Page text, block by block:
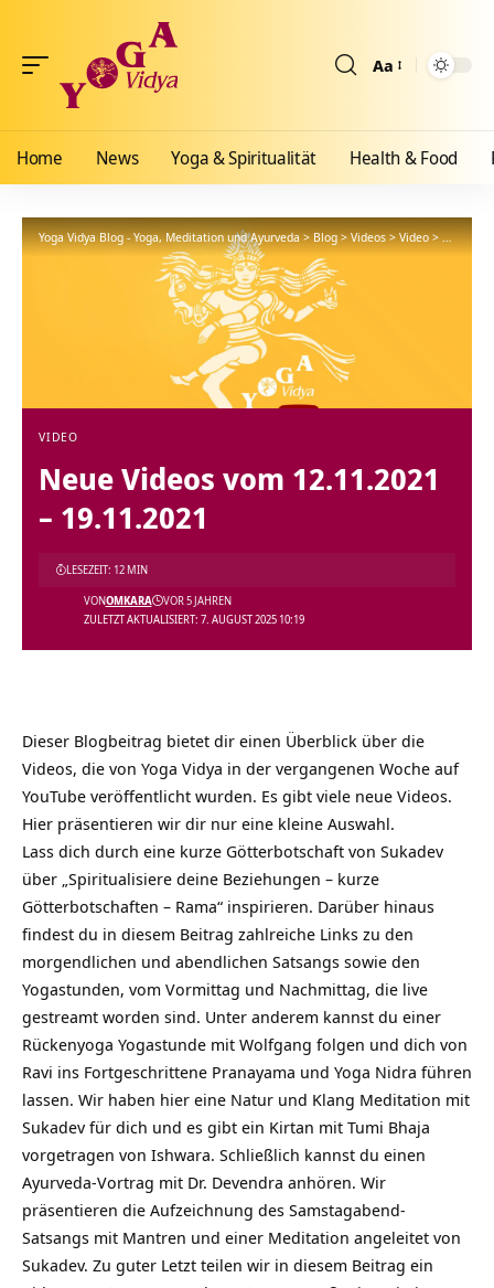
Aa
Home News Yoga & Spiritualität Health & Food
Yoga Vidya Blog - Yoga, Meditation und Ayurveda>Blog>Videos>Video>Neue
VIDEO
Neue Videos vom 12.11.2021
– 19.11.2021
ZULETZT AKTUALISIERT: 7. AUGUST 2025 10:19
VONOMKARA VOR 5 JAHREN
LESEZEIT: 12 MIN
Dieser Blogbeitrag bietet dir einen Überblick über die
Videos, die von Yoga Vidya in der vergangenen Woche auf
YouTube veröffentlicht wurden. Es gibt viele neue Videos.
Hier präsentieren wir dir nur eine kleine Auswahl.
Lass dich durch eine kurze Götterbotschaft von Sukadev
über „Spiritualisiere deine Beziehungen – kurze
Götterbotschaften – Rama“ inspirieren. Darüber hinaus
findest du in diesem Beitrag zahlreiche Links zu den
morgendlichen und abendlichen Satsangs sowie den
Yogastunden, vom Vormittag und Nachmittag, die live
gestreamt worden sind. Unter anderem kannst du einer
Rückenyoga Yogastunde mit Wolfgang folgen und dich von
Ravi ins Fortgeschrittene Pranayama und Yoga Nidra führen
lassen. Wir haben hier eine Natur und Klang Meditation mit
Sukadev für dich und es gibt ein Kirtan mit Tumi Bhaja
vorgetragen von Ishwara. Schließlich kannst du einen
Ayurveda-Vortrag mit Dr. Devendra anhören. Wir
präsentieren die Aufzeichnung des Samstagabend-
Satsangs mit Mantren und einer Meditation angeleitet von
Sukadev. Zu guter Letzt teilen wir in diesem Beitrag ein